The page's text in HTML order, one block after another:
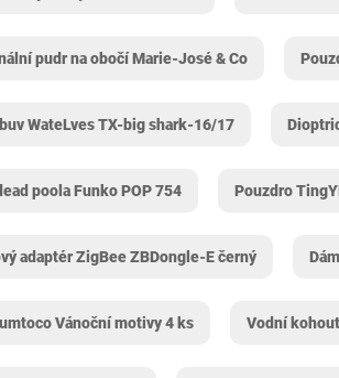
pudr na obočí Marie-José & Co
WateLves TX-big shark-16/17
poola Funko POP 754 Pouzdro
adaptér ZigBee ZBDongle-E černý
Vánoční motivy 4 ks Vodní